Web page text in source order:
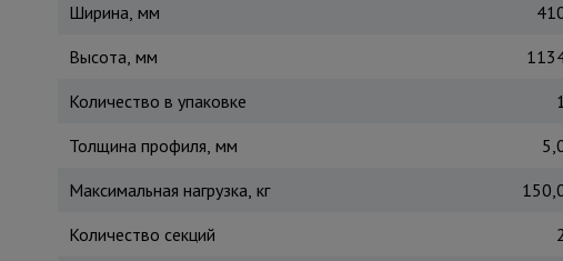
Ширина, мм
Высота, мм
Количество в упаковке
Толщина профиля, мм
Максимальная нагрузка, кг
Количество секций
2